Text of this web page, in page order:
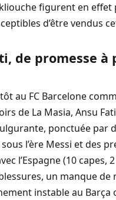
figurent en effet
d’être vendus
de promesse à
au FC Barcelone
de La Masia, Ansu
ponctuée par
l’ère Messi et des
l’Espagne (10 capes,
un manque de
instable au Barça